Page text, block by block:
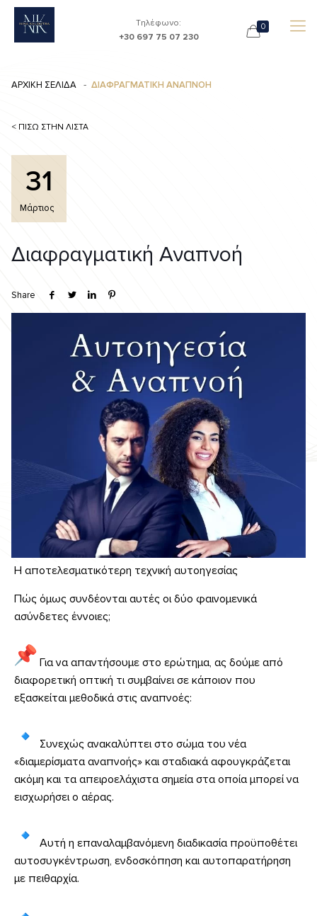
Τηλέφωνο:
+30 697 75 07 230
0
ΑΡΧΙΚΗ ΣΕΛΙΔΑ ΔΙΑΦΡΑΓΜΑΤΙΚΗ ΑΝΑΠΝΟΗ
< ΠΙΣΩ ΣΤΗΝ ΛΙΣΤΑ
31
Μάρτιος
Διαφραγματική Αναπνοή
Share
Η αποτελεσματικότερη τεχνική αυτοηγεσίας
Πώς όμως συνδέονται αυτές οι δύο φαινομενικά
ασύνδετες έννοιες;
Για να απαντήσουμε στο ερώτημα, ας δούμε από
διαφορετική οπτική τι συμβαίνει σε κάποιον που
εξασκείται μεθοδικά στις αναπνοές:
Συνεχώς ανακαλύπτει στο σώμα του νέα
«διαμερίσματα αναπνοής» και σταδιακά αφουγκράζεται
ακόμη και τα απειροελάχιστα σημεία στα οποία μπορεί να
εισχωρήσει ο αέρας.
Αυτή η επαναλαμβανόμενη διαδικασία προϋποθέτει
αυτοσυγκέντρωση, ενδοσκόπηση και αυτοπαρατήρηση
με πειθαρχία.